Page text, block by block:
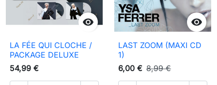

LA FÉE QUI CLOCHE /
PACKAGE DELUXE
54,99 €

LAST ZOOM (MAXI CD
1)
6,00 € 8,99 €